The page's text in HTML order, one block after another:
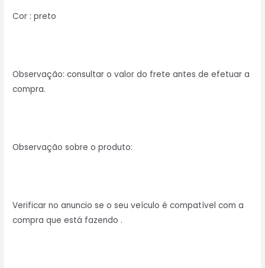
Cor : preto
Observação: consultar o valor do frete antes de efetuar a
compra.
Observação sobre o produto:
Verificar no anuncio se o seu veículo é compatível com a
compra que está fazendo .